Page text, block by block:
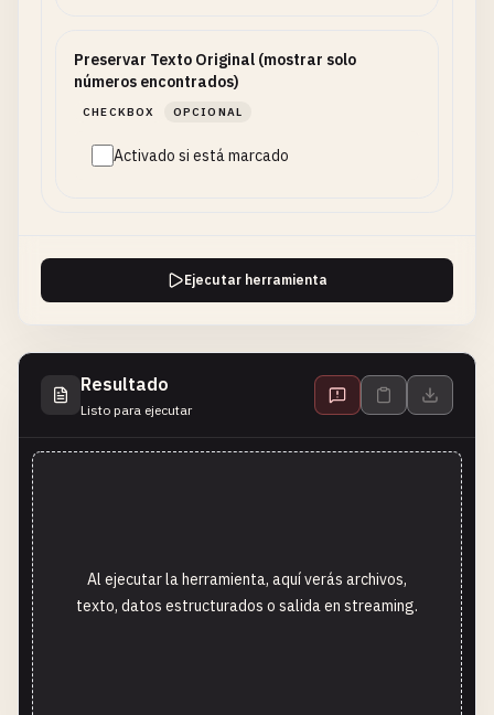
Preservar Texto Original (mostrar solo
números encontrados)
CHECKBOX OPCIONAL
Activado si está marcado
Ejecutar herramienta
Resultado
Listo para ejecutar
Al ejecutar la herramienta, aquí verás archivos,
texto, datos estructurados o salida en streaming.